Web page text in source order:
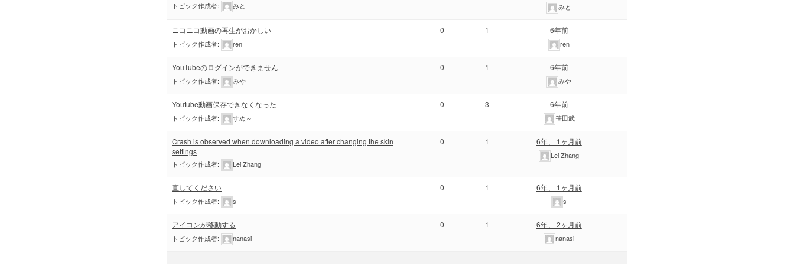
トピック作成者: みと みと
ニコニコ動画の再生がおかしい
トピック作成者: ren
0 1 6年前
ren
YouTubeのログインができません
トピック作成者: みや
0 1 6年前
みや
Youtube動画保存できなくなった
トピック作成者: すぬ～
0 3 6年前
笹田武
Crash is observed when downloading a video after changing the skin
settings
トピック作成者: Lei Zhang
0 1 6年、 1ヶ月前
Lei Zhang
直してください
トピック作成者: s
0 1 6年、 1ヶ月前
s
アイコンが移動する
トピック作成者: nanasi
0 1 6年、 2ヶ月前
nanasi